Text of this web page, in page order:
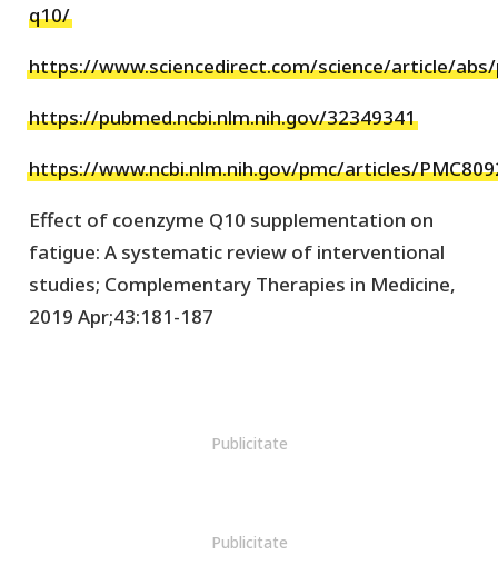
q10/
https://www.sciencedirect.com/science/article/abs/
https://pubmed.ncbi.nlm.nih.gov/32349341
https://www.ncbi.nlm.nih.gov/pmc/articles/
Effect of coenzyme Q10 supplementation on
fatigue: A systematic review of interventional
studies; Complementary Therapies in Medicine,
2019 Apr;43:181-187
Publicitate
Publicitate